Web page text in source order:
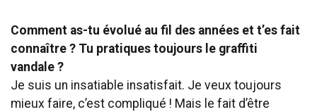
Comment as-tu évolué au fil des années et t’es fait
connaître ? Tu pratiques toujours le graffiti
vandale ?
Je suis un insatiable insatisfait. Je veux toujours
mieux faire, c’est compliqué ! Mais le fait d’être